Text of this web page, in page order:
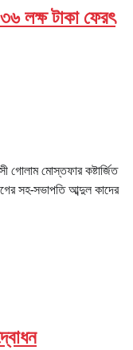
লক্ষ টাকা ফেরৎ
গোলাম মোস্তফার কষ্টার্জিত
সহ-সভাপতি আব্দুল কাদের